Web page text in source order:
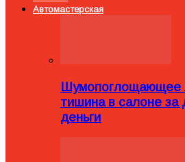
Автомастерская
Шумопоглощающее
тишина в салоне за
деньги